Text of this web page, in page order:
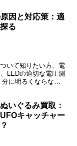
因と対応策：適
る
いて知りたい方、電
LEDの適切な電圧測
に明るくならない
いぐるみ買取：
キャッチャー